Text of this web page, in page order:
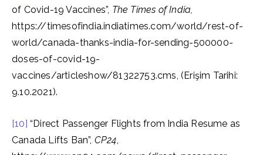
of Covid-19 Vaccines”, The Times of India,
https://timesofindia.indiatimes.com/world/rest-of-
world/canada-thanks-india-for-sending-500000-
doses-of-covid-19-
vaccines/articleshow/81322753.cms, (Erişim Tarihi:
9.10.2021).
[10] “Direct Passenger Flights from India Resume as
Canada Lifts Ban”, CP24,